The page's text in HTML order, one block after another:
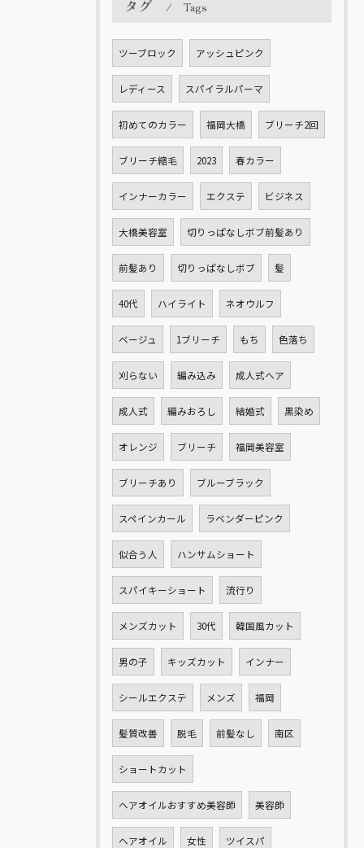
タグ Tags
ツーブロック アッシュピンク
レディース スパイラルパーマ
初めてのカラー 福岡大橋 ブリーチ2回
ブリーチ縮毛 2023 春カラー
インナーカラー エクステ ビジネス
大橋美容室 切りっぱなしボブ前髪あり
前髪あり 切りっぱなしボブ 髪
40代 ハイライト ネオウルフ
ベージュ 1ブリーチ もち 色落ち
刈らない 編み込み 成人式ヘア
成人式 編みおろし 結婚式 黒染め
オレンジ ブリーチ 福岡美容室
ブリーチあり ブルーブラック
スペインカール ラベンダーピンク
似合う人 ハンサムショート
スパイキーショート 流行り
メンズカット 30代 韓国風カット
男の子 キッズカット インナー
シールエクステ メンズ 福岡
髪質改善 脱毛 前髪なし 南区
ショートカット
ヘアオイルおすすめ美容師 美容師
ヘアオイル 女性 ツイスパ